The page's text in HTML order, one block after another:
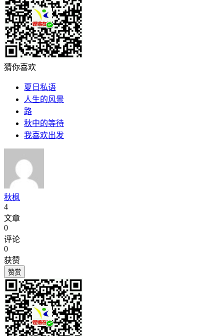
猜你喜欢
夏日私语
人生的风景
路
秋中的等待
我喜欢出发
秋枫
4
文章
0
评论
0
获赞
赞赏